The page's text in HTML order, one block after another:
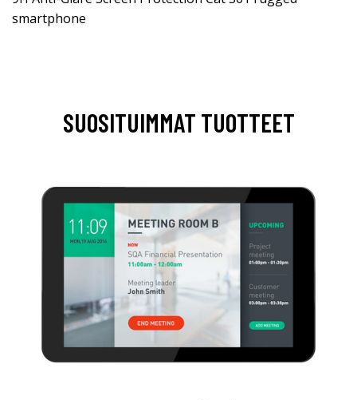
smartphone
SUOSITUIMMAT TUOTTEET